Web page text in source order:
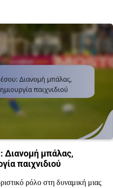
Διανομή μπάλας,
παιχνιδιού
ρόλο στη δυναμική μιας